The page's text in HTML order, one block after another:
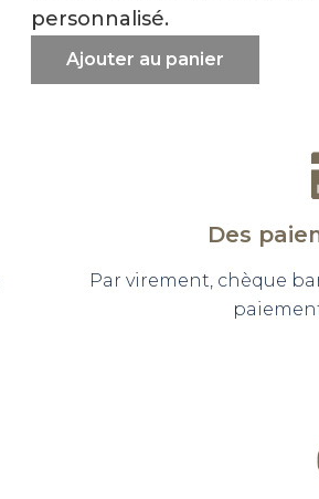
personnalisé.
Ajouter au panier
Des
Par virement, chèque